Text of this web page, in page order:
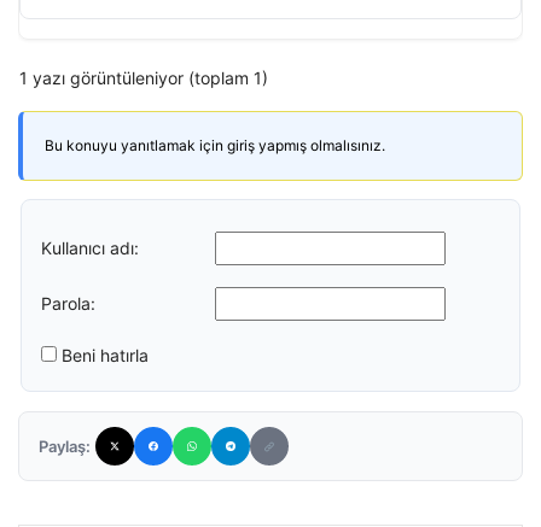
1 yazı görüntüleniyor (toplam 1)
Bu konuyu yanıtlamak için giriş yapmış olmalısınız.
Kullanıcı adı:
Parola:
Beni hatırla
Paylaş: